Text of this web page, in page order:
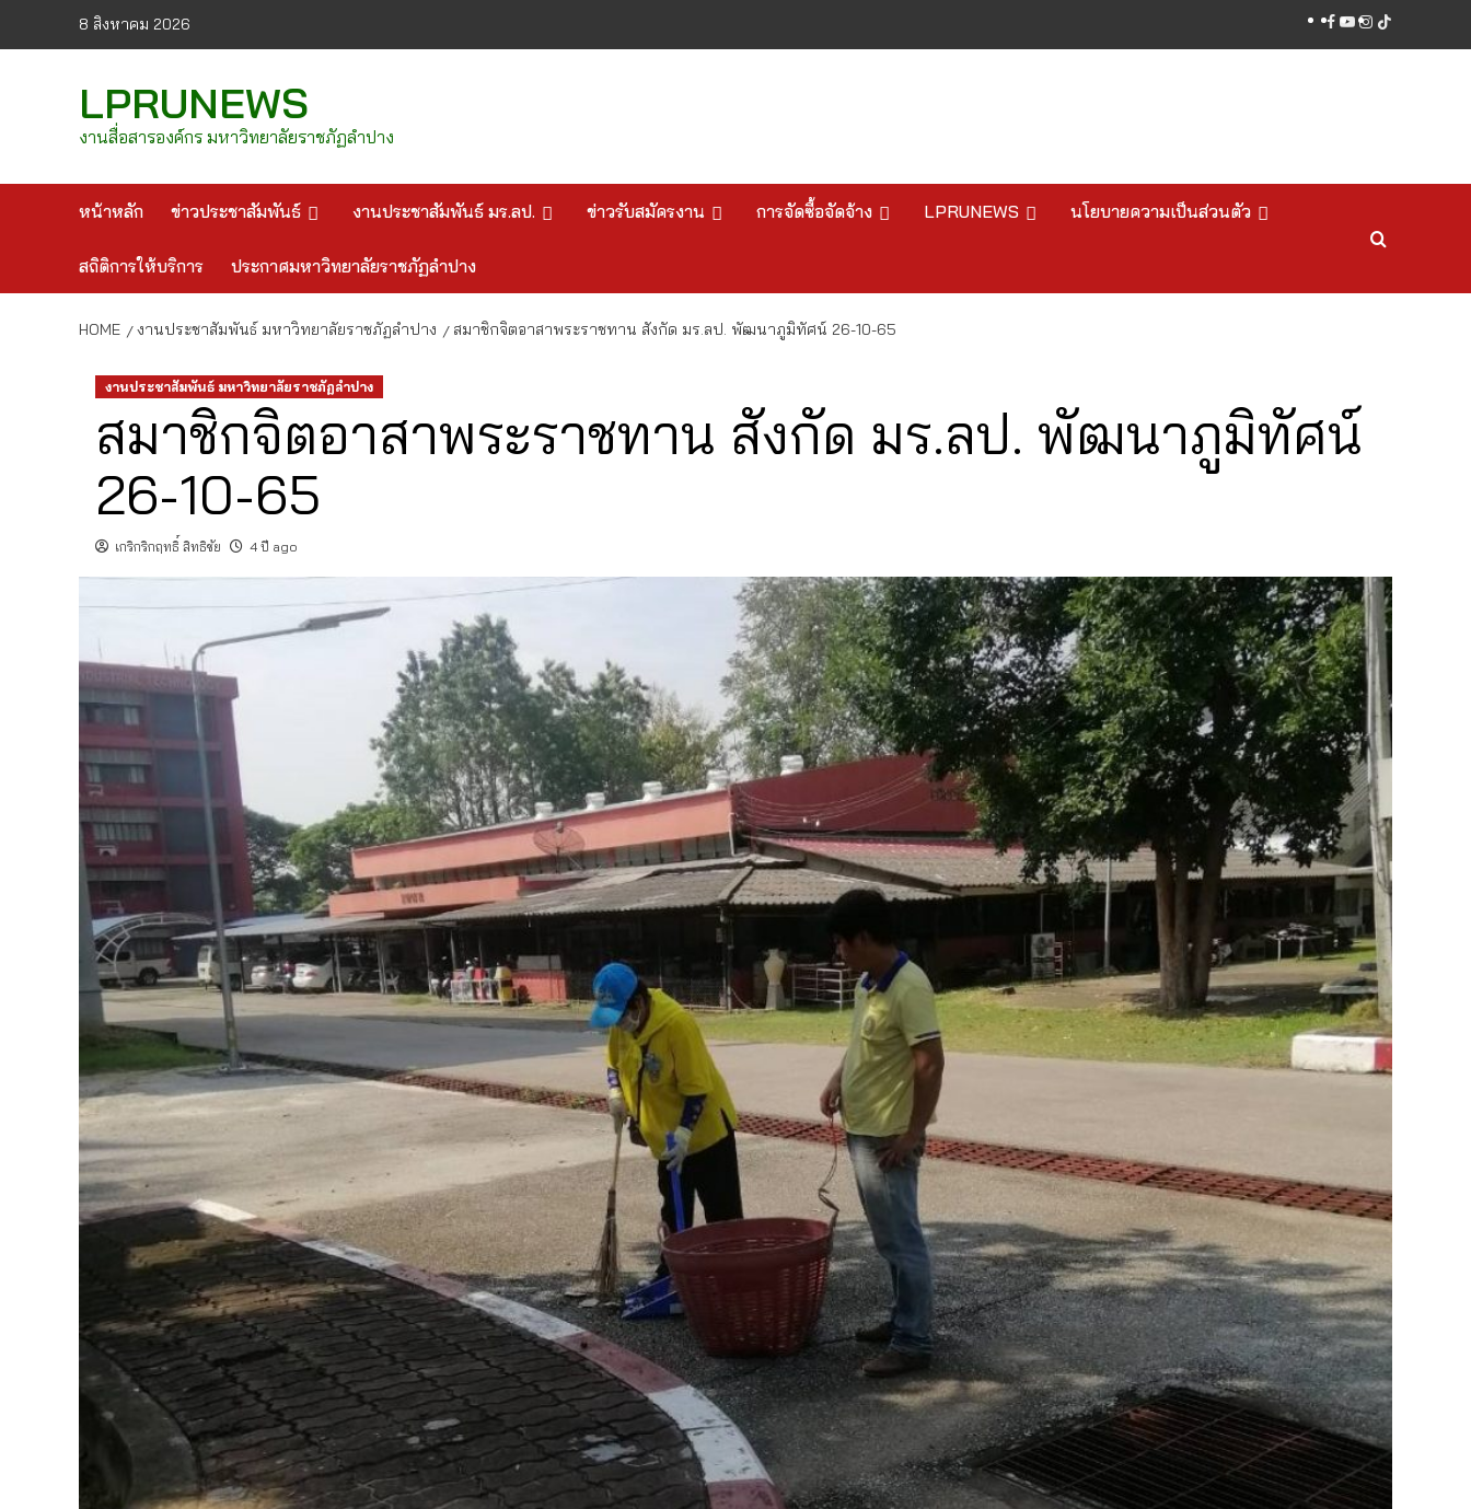
8 สิงหาคม 2026 facebook
youtube
instagram
tiktok
LPRUNEWS
งานสื่อสารองค์กร มหาวิทยาลัยราชภัฏลำปาง
หน้าหลัก ข่าวประชาสัมพันธ์ งานประชาสัมพันธ์ มร.ลป. ข่าวรับสมัครงาน การจัดซื้อจัดจ้าง LPRUNEWS นโยบายความเป็นส่วนตัว
สถิติการให้บริการ ประกาศมหาวิทยาลัยราชภัฏลำปาง
HOME งานประชาสัมพันธ์ มหาวิทยาลัยราชภัฏลำปาง สมาชิกจิตอาสาพระราชทาน สังกัด มร.ลป. พัฒนาภูมิทัศน์ 26-10-65
งานประชาสัมพันธ์ มหาวิทยาลัยราชภัฏลำปาง
สมาชิกจิตอาสาพระราชทาน สังกัด มร.ลป. พัฒนาภูมิทัศน์
26-10-65
เกริกริกฤทธิ์ สิทธิชัย 4 ปี ago